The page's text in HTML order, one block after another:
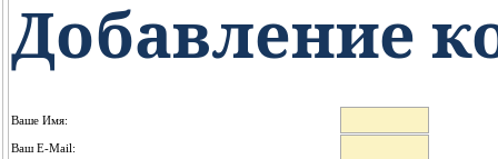
Добавление
Ваше Имя:
Ваш E-Mail: